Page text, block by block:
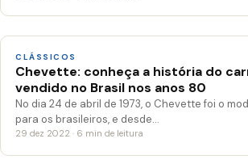
CLÁSSICOS
Chevette: conheça a história do
vendido no Brasil nos anos 80
No dia 24 de abril de 1973, o Chevette foi o
para os brasileiros, e desde…
29 dez 2022 · 6 min de leitura